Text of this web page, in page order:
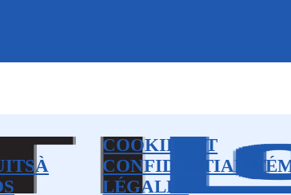
À
COOKIES ET
CONFIDENTIALITÉ
LÉGALES